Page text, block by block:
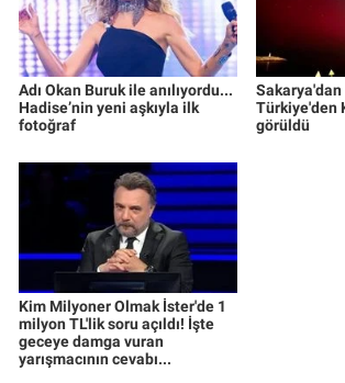
Adı Okan Buruk ile anılıyordu...
Hadise’nin yeni aşkıyla ilk
fotoğraf
Türkiye'den
görüldü
Kim Milyoner Olmak İster'de 1
milyon TL'lik soru açıldı! İşte
geceye damga vuran
yarışmacının cevabı...